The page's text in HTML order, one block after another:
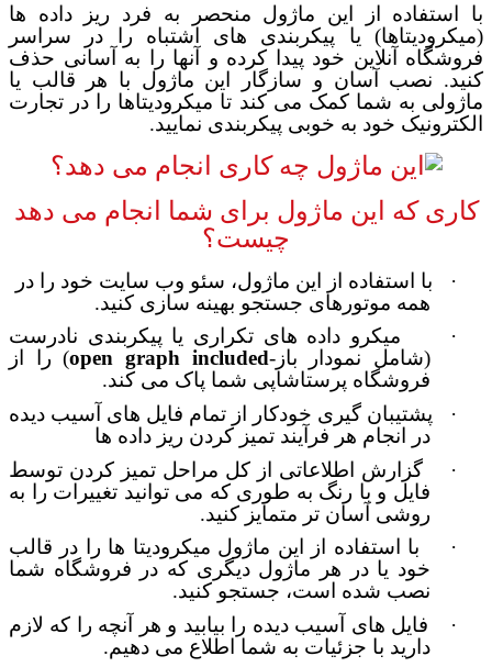
با استفاده از این ماژول منحصر به فرد ریز داده ها
(میکرودیتاها) یا پیکربندی های اشتباه را در سراسر
فروشگاه آنلاین خود پیدا کرده و آنها را به آسانی حذف
کنید. نصب آسان و سازگار این ماژول با هر قالب یا
ماژولی به شما کمک می کند تا میکرودیتاها را در تجارت
الکترونیک خود به خوبی پیکربندی نمایید.
کاری که این ماژول برای شما انجام می دهد
چیست؟
·
با استفاده از این ماژول، سئو وب سایت خود را در
همه موتورهای جستجو بهینه سازی کنید.
·
میکرو داده های تکراری یا پیکربندی نادرست
(شامل نمودار باز-open graph included) را از
فروشگاه پرستاشاپی شما پاک می کند.
·
پشتیبان گیری خودکار از تمام فایل های آسیب دیده
در انجام هر فرآیند تمیز کردن ریز داده ها
·
گزارش اطلاعاتی از کل مراحل تمیز کردن توسط
فایل و با رنگ به طوری که می توانید تغییرات را به
روشی آسان تر متمایز کنید.
·
با استفاده از این ماژول میکرودیتا ها را در قالب
خود یا در هر ماژول دیگری که در فروشگاه شما
نصب شده است، جستجو کنید.
·
فایل های آسیب دیده را بیابید و هر آنچه را که لازم
دارید با جزئیات به شما اطلاع می دهیم.